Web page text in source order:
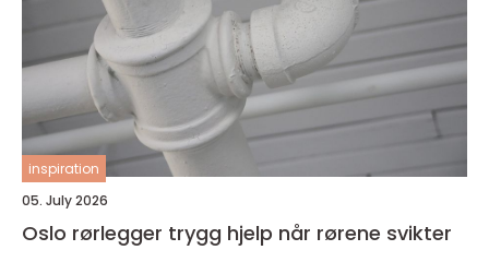
inspiration
05. July 2026
Oslo rørlegger trygg hjelp når rørene svikter